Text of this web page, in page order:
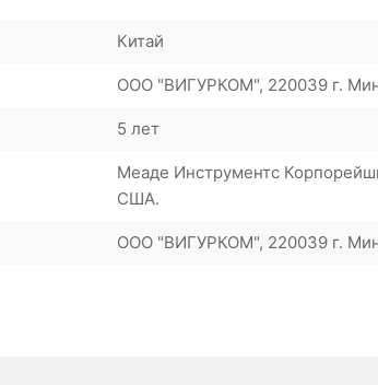
Китай
ООО "ВИГУРКОМ", 220039 г.
5 лет
Меаде Инструментс
США.
ООО "ВИГУРКОМ", 220039 г.